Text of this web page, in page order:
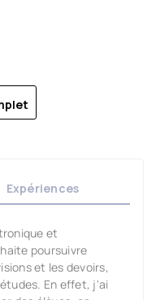
Expériences
et
poursuivre
et les devoirs,
En effet, j'ai